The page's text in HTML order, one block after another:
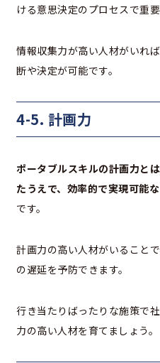
ける意思決定のプロセスで重
情報収集力が高い人材がいれ
断や決定が可能です。
4-5. 計画力
ポータブルスキルの計画力と
たうえで、効率的で実現可能
です。
計画力の高い人材がいること
の遅延を予防できます。
行き当たりばったりな施策で
力の高い人材を育てましょう。